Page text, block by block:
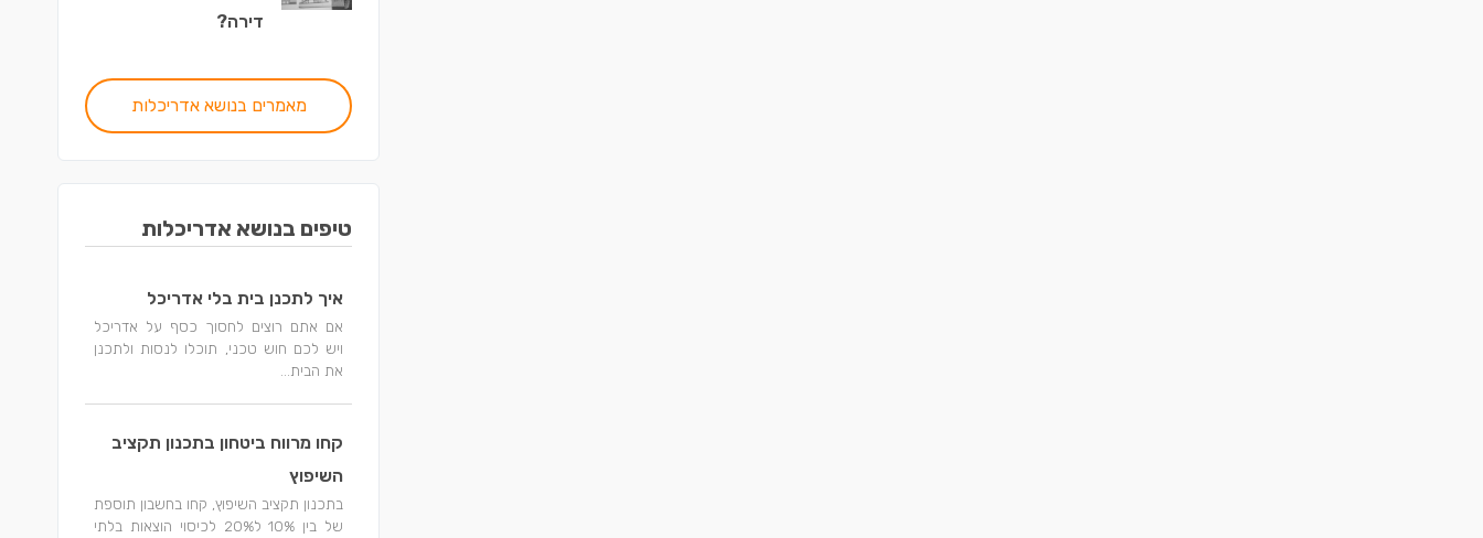
דירה?
מאמרים בנושא אדריכלות
טיפים בנושא אדריכלות
איך לתכנן בית בלי אדריכל
אם אתם רוצים לחסוך כסף על אדריכל
ויש לכם חוש טכני, תוכלו לנסות ולתכנן
את הבית...
קחו מרווח ביטחון בתכנון תקציב
השיפוץ
בתכנון תקציב השיפוץ, קחו בחשבון תוספת
של בין 10% ל20% לכיסוי הוצאות בלתי